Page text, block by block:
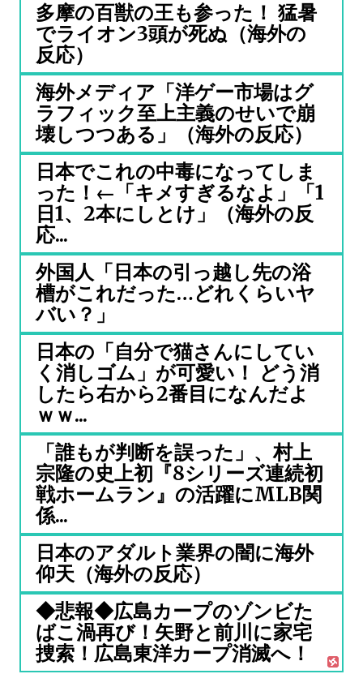
多摩の百獣の王も参った！ 猛暑
でライオン3頭が死ぬ（海外の
反応）
海外メディア「洋ゲー市場はグ
ラフィック至上主義のせいで崩
壊しつつある」（海外の反応）
日本でこれの中毒になってしま
った！←「キメすぎるなよ」「1
日1、2本にしとけ」（海外の反
応...
外国人「日本の引っ越し先の浴
槽がこれだった…どれくらいヤ
バい？」
日本の「自分で猫さんにしてい
く消しゴム」が可愛い！ どう消
したら右から2番目になんだよ
ｗｗ...
「誰もが判断を誤った」、村上
宗隆の史上初『8シリーズ連続初
戦ホームラン』の活躍にMLB関
係...
日本のアダルト業界の闇に海外
仰天（海外の反応）
◆悲報◆広島カープのゾンビた
ばこ渦再び！矢野と前川に家宅
捜索！広島東洋カープ消滅へ！